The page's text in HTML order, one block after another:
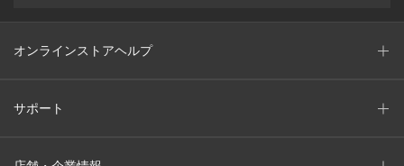
オンラインストアヘルプ
サポート